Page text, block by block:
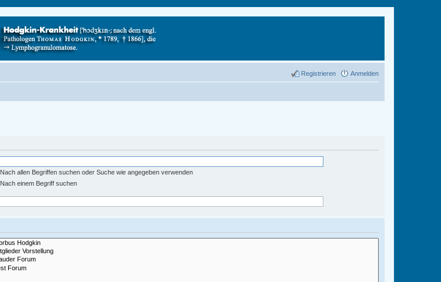
Anmelden
Registrieren
Nach allen Begriffen suchen oder Suche wie angegeben verwenden
Nach einem Begriff suchen